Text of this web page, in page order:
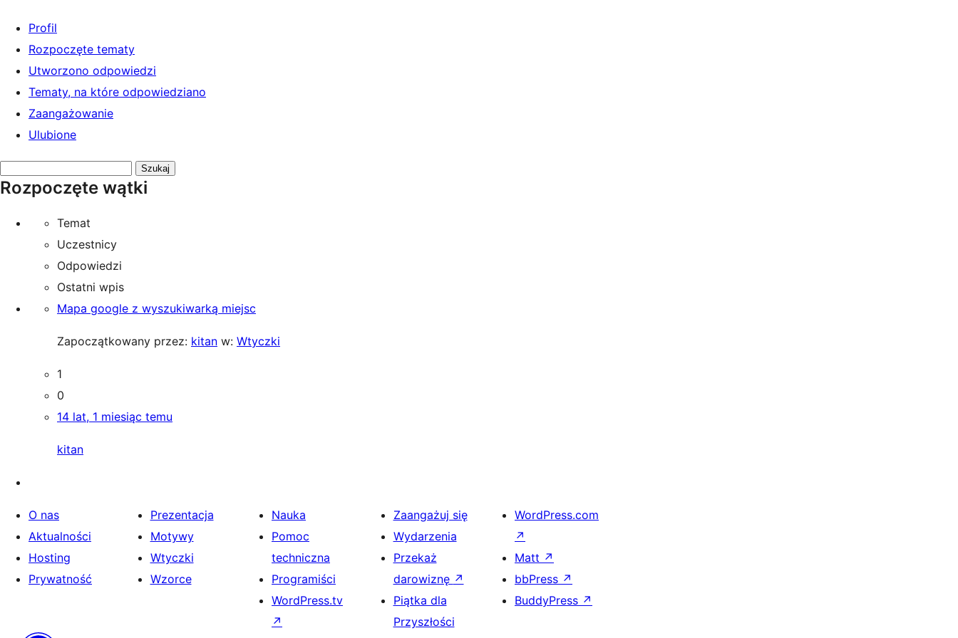
Profil
Rozpoczęte tematy
Utworzono odpowiedzi
Tematy, na które odpowiedziano
Zaangażowanie
Ulubione
tematy:
Rozpoczęte wątki
Temat
Uczestnicy
Odpowiedzi
Ostatni wpis
Mapa google z wyszukiwarką miejsc
Zapoczątkowany przez: kitan w: Wtyczki
1
0
14 lat, 1 miesiąc temu
kitan
O nas
Aktualności
Hosting
Prywatność
Prezentacja
Motywy
Wtyczki
Wzorce
Nauka
Pomoc
techniczna
Programiści
WordPress.tv
↗
Zaangażuj się
Wydarzenia
Przekaż
darowiznę ↗
Piątka dla
Przyszłości
WordPress.com
↗
Matt ↗
bbPress ↗
BuddyPress ↗